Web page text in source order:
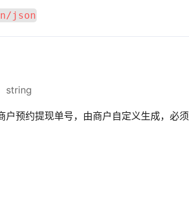
json
string
户预约提现单号，由商户自定义生成，必须